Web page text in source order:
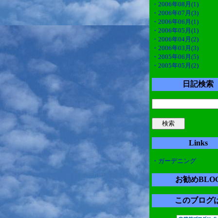
・2006年08月(1)
・2006年07月(3)
・2006年06月(1)
・2006年05月(1)
・2006年04月(2)
・2006年03月(3)
・2005年06月(5)
・2005年05月(2)
日記検索
Links
・ガーデニング
お勧め
このブログ